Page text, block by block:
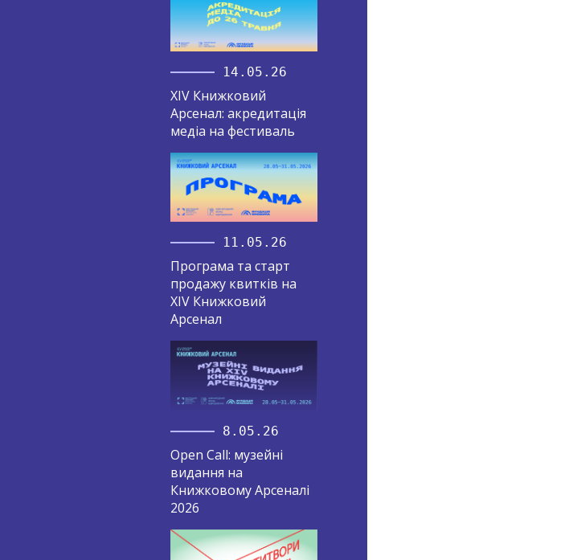
14.05.26
XIV Книжковий
Арсенал: акредитація
медіа на фестиваль
11.05.26
Програма та старт
продажу квитків на
XIV Книжковий
Арсенал
8.05.26
Open Call: музейні
видання на
Книжковому Арсеналі
2026